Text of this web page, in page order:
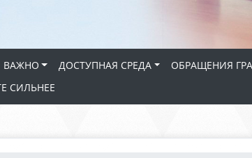
ВАЖНО ДОСТУПНАЯ СРЕДА
ОБРАЩЕНИЯ
СИЛЬНЕЕ